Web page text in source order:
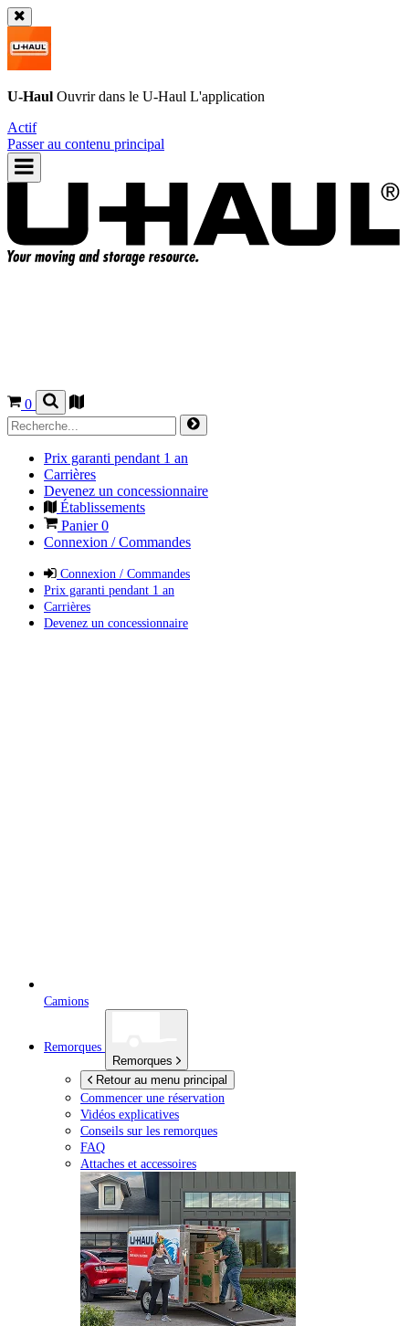
U-Haul Ouvrir dans le U-Haul L'application
Actif
Passer au contenu principal
0
Prix garanti pendant 1 an
Carrières
Devenez un concessionnaire
Établissements
Panier0
Connexion / Commandes
Connexion / Commandes
Prix garanti pendant 1 an
Carrières
Devenez un concessionnaire
Camions
Remorques
Remorques
Retour au menu principal
Commencer une réservation
Vidéos explicatives
Conseils sur les remorques
FAQ
Attaches et accessoires